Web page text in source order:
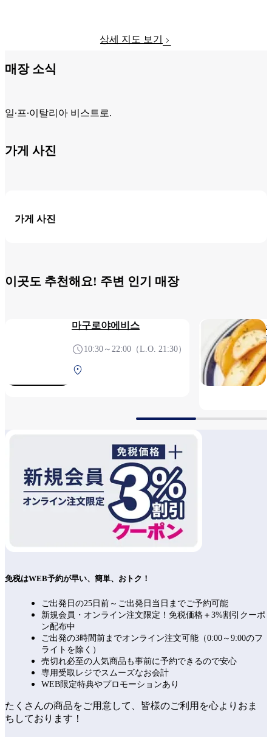
상세 지도 보기
매장 소식
일∙프∙이탈리아 비스트로.
가게 사진
가게 사진
이곳도 추천해요! 주변 인기 매장
마구로야에비스
10:30～22:00（L.O. 21:30）
免税はWEB予約が早い、簡単、おトク！
ご出発日の25日前～ご出発日当日までご予約可能
新規会員・オンライン注文限定！免税価格＋3%割引クーポ
ン配布中
ご出発の3時間前までオンライン注文可能（0:00～9:00のフ
ライトを除く）
売切れ必至の人気商品も事前に予約できるので安心
専用受取レジでスムーズなお会計
WEB限定特典やプロモーションあり
たくさんの商品をご用意して、皆様のご利用を心よりおま
ちしております！